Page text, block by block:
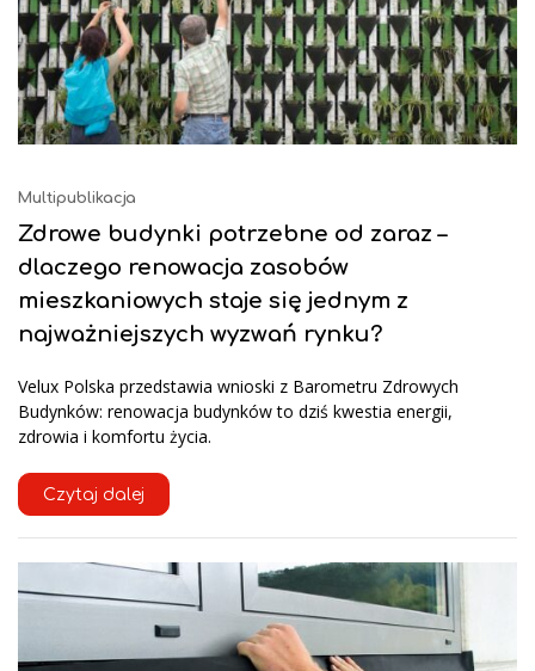
Multipublikacja
Zdrowe budynki potrzebne od zaraz –
dlaczego renowacja zasobów
mieszkaniowych staje się jednym z
najważniejszych wyzwań rynku?
Velux Polska przedstawia wnioski z Barometru Zdrowych
Budynków: renowacja budynków to dziś kwestia energii,
zdrowia i komfortu życia.
Czytaj dalej